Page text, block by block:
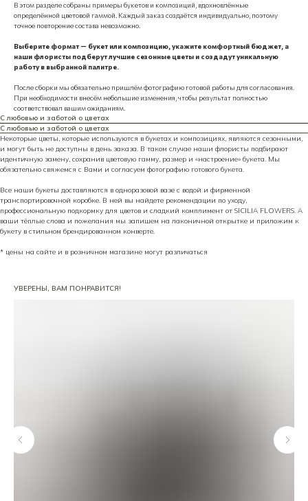
В этом разделе собраны примеры букетов и композиций, вдохновлённые
определённой цветовой гаммой. Каждый заказ создаётся индивидуально, поэтому
точное повторение состава невозможно.
Выберите формат — букет или композицию, укажите комфортный бюджет, а
наши флористы подберут лучшие сезонные цветы и создадут уникальную
работу в выбранной палитре.
После сборки мы обязательно пришлём фотографию готовой работы для согласования.
При необходимости внесём небольшие изменения, чтобы результат полностью
соответствовал вашим ожиданиям.
С любовью и заботой о цветах
С любовью и заботой о цветах
Некоторые цветы, которые используются в букетах и композициях, являются сезонными,
и могут быть не доступны в день заказа. В таком случае наши флористы подбирают
идентичную замену, сохранив цветовую гамму, размер и «настроение» букета. Мы
обязательно свяжемся с Вами и согласуем фотографию готового букета.
Все наши букеты доставляются в одноразовой вазе с водой и фирменной
транспортировочной коробке. В ней вы найдете рекомендации по уходу,
профессиональную подкормку для цветов и сладкий комплимент от SICILIA FLOWERS. А
ваши тёплые слова и пожелания мы запишем на лаконичной открытке и приложим к
букету в стильном брендированном конверте.
* цены на сайте и в розничном магазине могут различаться
УВЕРЕНЫ, ВАМ ПОНРАВИТСЯ!